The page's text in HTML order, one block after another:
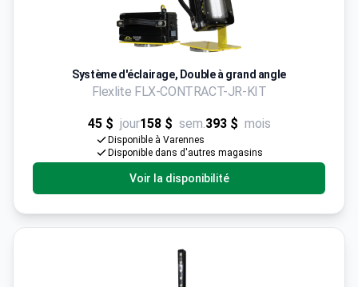
Système d'éclairage, Double à grand angle
Flexlite FLX-CONTRACT-JR-KIT
45 $ jour158 $ sem.393 $ mois
Disponible à Varennes
Disponible dans d'autres magasins
Voir la disponibilité